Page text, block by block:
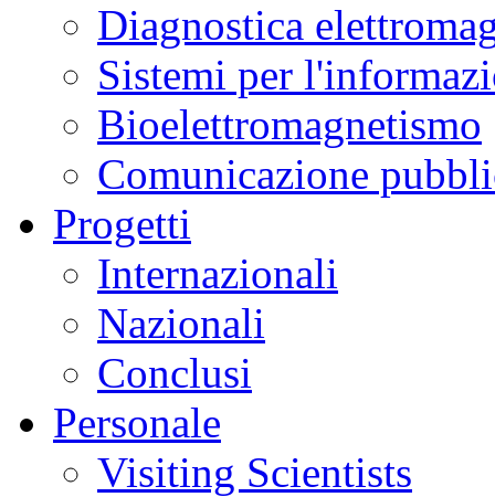
Diagnostica
Sistemi per
Bioelettromagnetismo
Comunicazione
Progetti
Internazionali
Nazionali
Conclusi
Personale
Visiting Scientists